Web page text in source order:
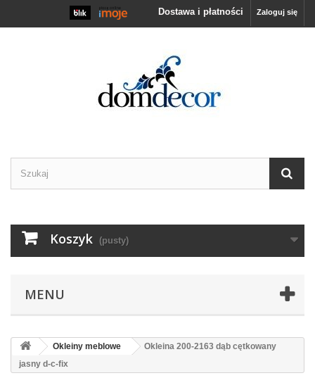
Zaloguj się
Dostawa i płatności
Koszyk (pusty)
MENU
Okleiny meblowe
Okleina 200-2163 dąb cętkowany
jasny d-c-fix